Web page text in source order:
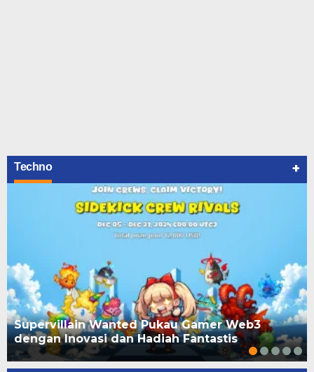
Techno +
Supervillain Wanted Pukau Gamer Web3
dengan Inovasi dan Hadiah Fantastis